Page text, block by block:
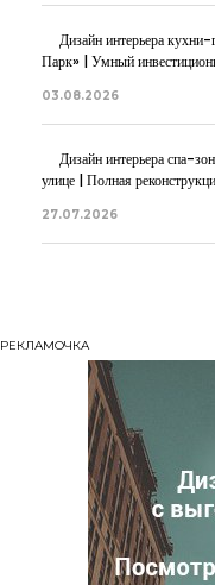
Дизайн интерьера
Парк» | Умный
03.08.2026
Дизайн интерьера спа-
улице | Полная
27.07.2026
РЕКЛАМОЧКА